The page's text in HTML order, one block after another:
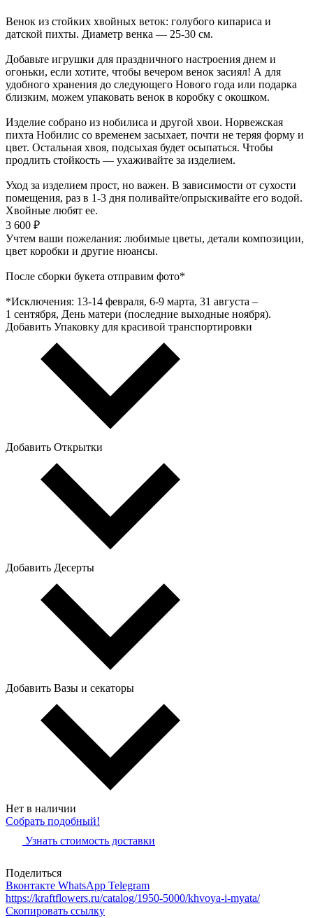
Венок из стойких хвойных веток: голубого кипариса и
датской пихты. Диаметр венка — 25-30 см.
Добавьте игрушки для праздничного настроения днем и
огоньки, если хотите, чтобы вечером венок засиял! А для
удобного хранения до следующего Нового года или подарка
близким, можем упаковать венок в коробку с окошком.
Изделие собрано из нобилиса и другой хвои. Норвежская
пихта Нобилис со временем засыхает, почти не теряя форму и
цвет. Остальная хвоя, подсыхая будет осыпаться. Чтобы
продлить стойкость — ухаживайте за изделием.
Уход за изделием прост, но важен. В зависимости от сухости
помещения, раз в 1-3 дня поливайте/опрыскивайте его водой.
Хвойные любят ее.
3 600 ₽
Учтем ваши пожелания: любимые цветы, детали композиции,
цвет коробки и другие нюансы.
После сборки букета отправим фото*
*Исключения: 13‑14 февраля, 6‑9 марта, 31 августа –
1 сентября, День матери (последние выходные ноября).
Добавить Упаковку для красивой транспортировки
Добавить Открытки
Добавить Десерты
Добавить Вазы и секаторы
Нет в наличии
Собрать подобный!
Узнать стоимость доставки
Поделиться
Вконтакте WhatsApp Telegram
https://kraftflowers.ru/catalog/1950-5000/khvoya-i-myata/
Скопировать ссылку